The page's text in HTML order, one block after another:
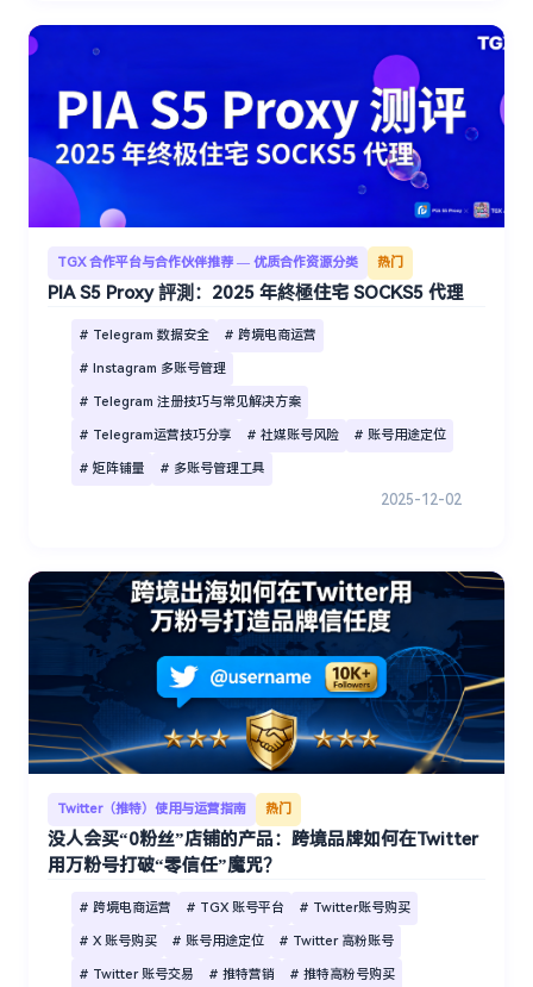
TGX 合作平台与合作伙伴推荐 — 优质合作资源分类 热门
PIA S5 Proxy 評測：2025 年終極住宅 SOCKS5 代理
# Telegram 数据安全 # 跨境电商运营
# Instagram 多账号管理
# Telegram 注册技巧与常见解决方案
# Telegram运营技巧分享 # 社媒账号风险 # 账号用途定位
# 矩阵铺量 # 多账号管理工具
2025-12-02
Twitter（推特）使用与运营指南 热门
没人会买“0粉丝”店铺的产品：跨境品牌如何在Twitter
用万粉号打破“零信任”魔咒？
# 跨境电商运营 # TGX 账号平台 # Twitter账号购买
# X 账号购买 # 账号用途定位 # Twitter 高粉账号
# Twitter 账号交易 # 推特营销 # 推特高粉号购买